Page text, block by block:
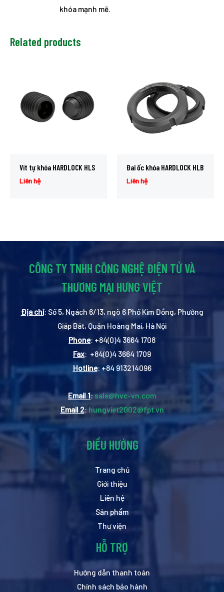
khóa mạnh mẽ.
Related products
Vít tự khóa HARDLOCK HLS
Liên hệ
Đai ốc khóa HARDLOCK HLB
Liên hệ
CÔNG TY TNHH CÔNG NGHỆ ĐIỆN TỬ VÀ
THƯƠNG MẠI HƯNG VIỆT
Địa chỉ: Số 5, Ngách 6/13, ngõ 6 Phố Kim Đồng, Phường
Giáp Bát, Quận Hoàng Mai, Hà Nội
Phone: +84(0)4 3664 1708
Fax: +84(0)4 3664 1709
Hotline: +84 913214096
Email 1:sale@hvc-vn.com
Email 2: hungviet2002@fpt.vn
ĐIỀU HƯỚNG
Trang chủ
Giới thiệu
Liên hệ
Sản phẩm
Thư viện
HỖ TRỢ
Hướng dẫn thanh toán
Chính sách bảo hành